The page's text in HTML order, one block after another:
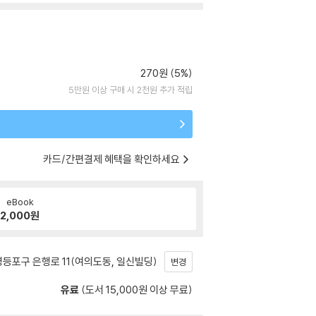
270원 (5%)
5만원 이상 구매 시 2천원 추가 적립
카드/간편결제 혜택을 확인하세요
eBook
2,000원
포구 은행로 11(여의도동, 일신빌딩) 변경
유료 (도서 15,000원 이상 무료)